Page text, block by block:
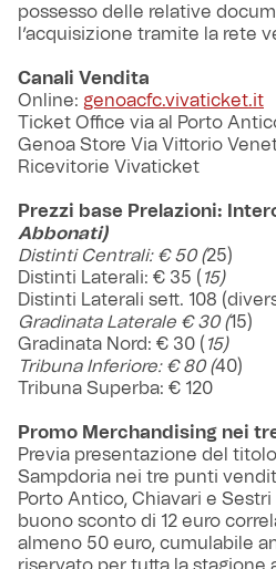
possesso delle relative
l’acquisizione tramite la rete
Canali Vendita
Online: genoacfc.vivaticket.it
Ticket Office via al Porto
Genoa Store Via Vittorio
Ricevitorie Vivaticket
Prezzi base Prelazioni:
Abbonati)
Distinti Centrali: € 50 (25)
Distinti Laterali: € 35 ( 15)
Distinti Laterali sett. 108
Gradinata Laterale € 30 (15)
Gradinata Nord: € 30 ( 15)
Tribuna Inferiore: € 80 (40)
Tribuna Superba: € 120
Promo Merchandising nei
Previa presentazione del
Sampdoria nei tre punti
Porto Antico, Chiavari e
buono sconto di 12 euro
almeno 50 euro, cumulabile
riservato per tutta la stagione